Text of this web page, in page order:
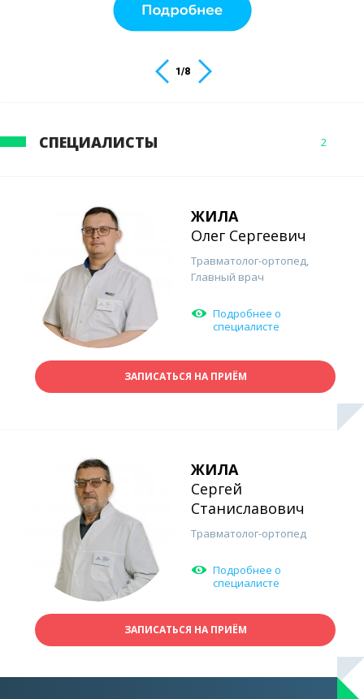
1/8
СПЕЦИАЛИСТЫ 2
ЖИЛА
Олег Сергеевич
Травматолог-ортопед,
Главный врач
Подробнее о
специалисте
ЗАПИСАТЬСЯ НА ПРИЁМ
ЖИЛА
Сергей
Станиславович
Травматолог-ортопед
Подробнее о
специалисте
ЗАПИСАТЬСЯ НА ПРИЁМ